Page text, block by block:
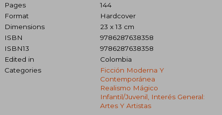
Pages
144
Format
Hardcover
Dimensions
23 x 13 cm
ISBN
9786287638358
ISBN13
9786287638358
Edited in
Colombia
Categories
Ficción Moderna Y
Contemporánea
Realismo Mágico
Infantil/juvenil, Interés General:
Artes Y Artistas